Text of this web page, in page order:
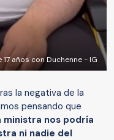
años con Duchenne - IG
la negativa de la
pensando que
ministra nos podría
ni nadie del